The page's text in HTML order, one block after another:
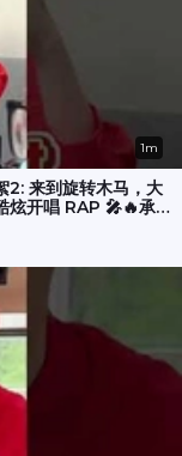
1m
来到旋转木马，大
炫开唱 RAP 🎤🔥承尧